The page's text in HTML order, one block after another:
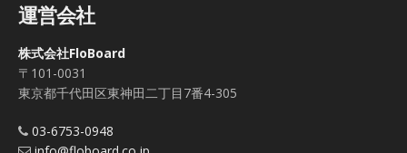
運営会社
株式会社FloBoard
〒101-0031
東京都千代田区東神田二丁目7番4-305
03-6753-0948